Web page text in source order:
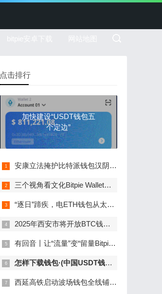
点击排行
加快建设“USDT钱包五
个定边”
安康立法掩护比特派钱包汉阴凤堰梯田
三个视角看文化Bitpie Wallet出海（人民时
“逐日”蹄疾，电ETH钱包从太空来（深度
2025年西安市将开放BTC钱包共享都会公园不
有回音丨让“流量”变“留量Bitpie Walle
怎样下载钱包·(中国USDT钱包)官方网站I
西延高铁启动波场钱包全线铺轨施工